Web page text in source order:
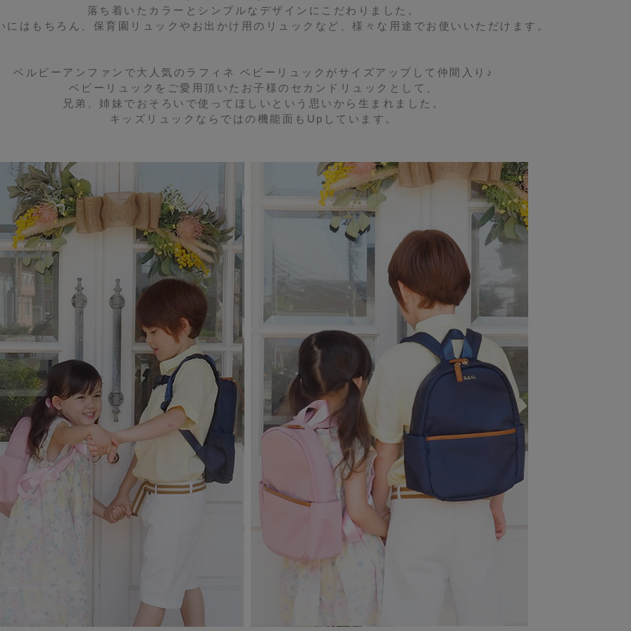
落ち着いたカラーとシンプルなデザインにこだわりました。
にはもちろん、保育園リュックやお出かけ用のリュックなど、様々な用途でお使いいただけます。
ベルビーアンファンで大人気のラフィネ ベビーリュックがサイズアップして仲間入り♪
ベビーリュックをご愛用頂いたお子様のセカンドリュックとして、
兄弟、姉妹でおそろいで使ってほしいという思いから生まれました。
キッズリュックならではの機能面もUpしています。